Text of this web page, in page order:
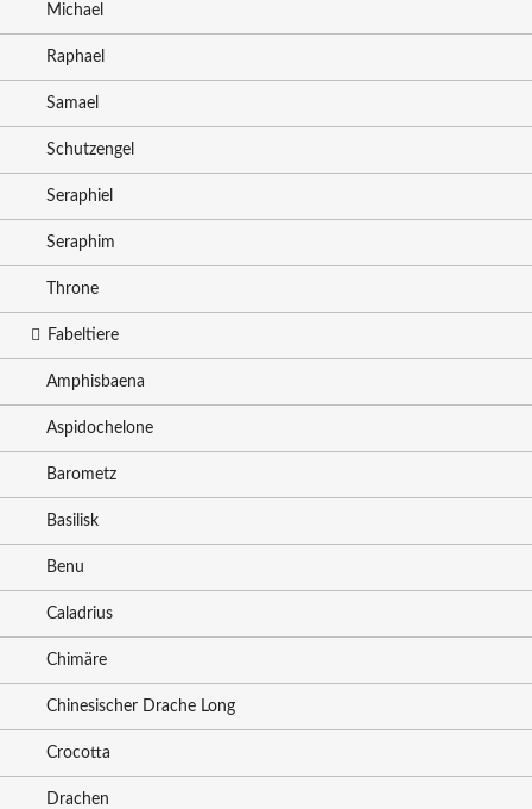
Michael
Raphael
Samael
Schutzengel
Seraphiel
Seraphim
Throne
Fabeltiere
Amphisbaena
Aspidochelone
Barometz
Basilisk
Benu
Caladrius
Chimäre
Chinesischer Drache Long
Crocotta
Drachen